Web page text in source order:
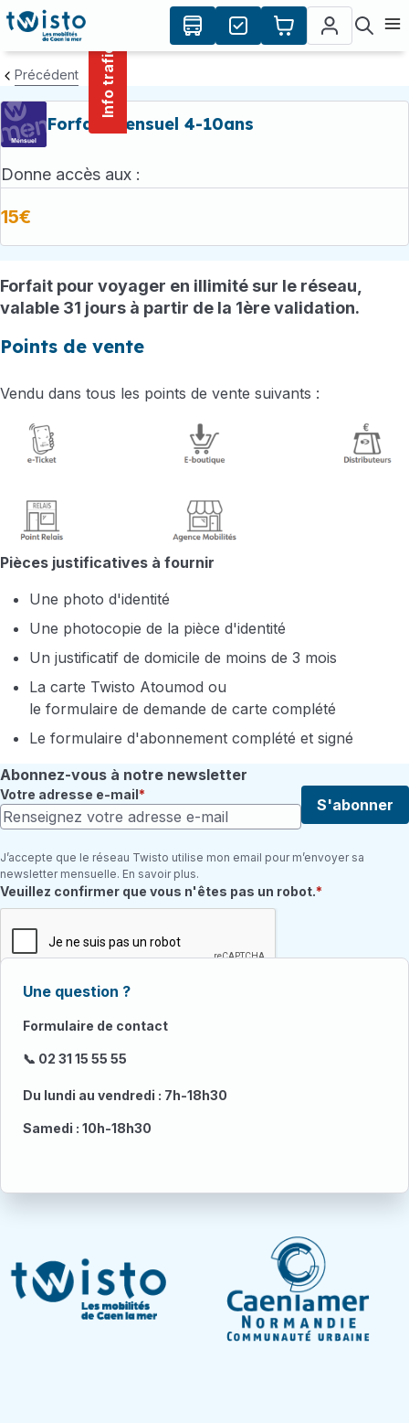
principal
Info trafic
Précédent
Forfait mensuel 4-10ans
Donne accès aux :
15€
Forfait pour voyager en illimité sur le réseau,
valable 31 jours à partir de la 1ère validation.
Points de vente
Vendu dans tous les points de vente suivants :
Pièces justificatives à fournir
Une photo d'identité
Une photocopie de la pièce d'identité
Un justificatif de domicile de moins de 3 mois
La carte Twisto Atoumod ou
le formulaire de demande de carte complété
Le formulaire d'abonnement complété et signé
Abonnez-vous à notre newsletter
Votre adresse e-mail
S'abonner
J’accepte que le réseau Twisto utilise mon email pour m’envoyer sa
newsletter mensuelle. En savoir plus.
Champ requis
Veuillez confirmer que vous n'êtes pas un robot.
Une question ?
Formulaire de contact
📞 02 31 15 55 55
Du lundi au vendredi : 7h-18h30
Samedi : 10h-18h30
Panneau de gestion des cookies